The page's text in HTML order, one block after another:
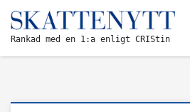
Rankad med en 1:a enligt CRIStin